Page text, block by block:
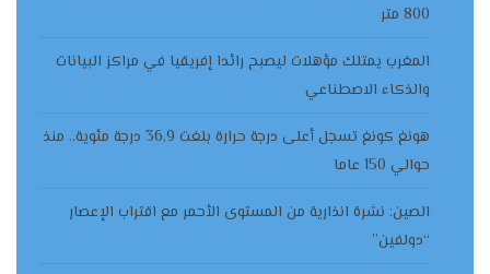
800 متر
المغرب يمتلك مؤهلات ليصبح رائدا إفريقيا في مراكز البيانات
والذكاء الاصطناعي
هونغ كونغ تسجل أعلى درجة حرارة بلغت 36,9 درجة مئوية.. منذ
حوالي 150 عاما
الصين: نشرة انذارية من المستوى الأحمر مع اقتراب الإعصار
“دولفين”